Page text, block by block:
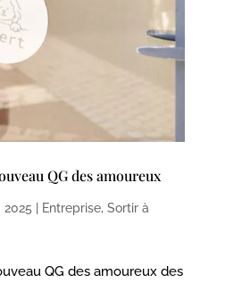
QG des amoureux
2025 | Entreprise, Sortir à
QG des amoureux des